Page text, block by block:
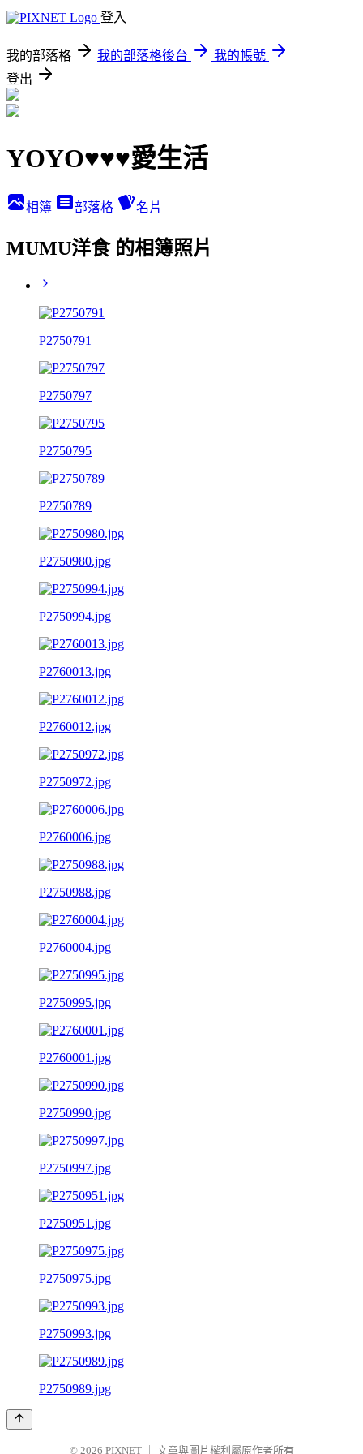
登入
我的部落格 我的部落格後台
我的帳號
登出
YOYO♥♥♥愛生活
相簿 部落格 名片
MUMU洋食 的相簿照片
P2750791
P2750797
P2750795
P2750789
P2750980.jpg
P2750994.jpg
P2760013.jpg
P2760012.jpg
P2750972.jpg
P2760006.jpg
P2750988.jpg
P2760004.jpg
P2750995.jpg
P2760001.jpg
P2750990.jpg
P2750997.jpg
P2750951.jpg
P2750975.jpg
P2750993.jpg
P2750989.jpg
© 2026 PIXNET 文章與圖片權利屬原作者所有